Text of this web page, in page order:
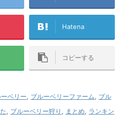
Hatena
コピーする
ベリー, ブルーベリーファーム, ブル
, ブルーベリー狩り , まとめ, ランキン